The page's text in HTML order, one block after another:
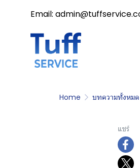
Email:
Home บทความทั้งหมด
แชร์